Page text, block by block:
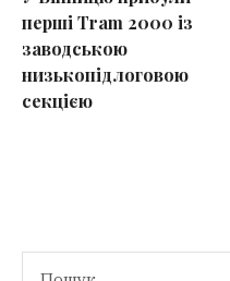
перші Tram 2000 із
заводською
низькопідлоговою
секцією